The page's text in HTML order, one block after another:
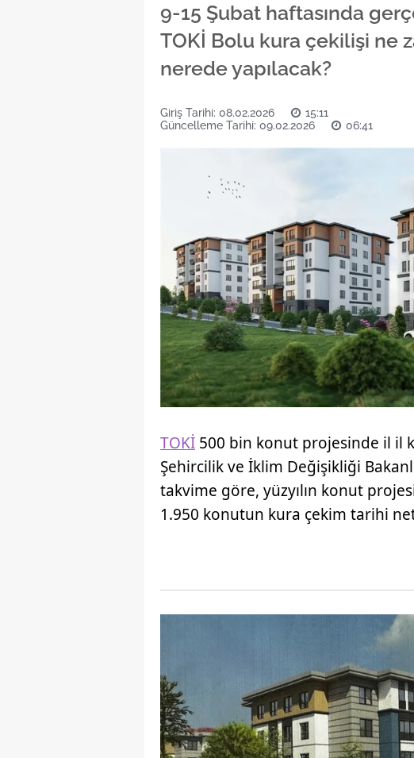
9-15 Şubat haftasında
TOKİ Bolu kura çekilişi ne
nerede yapılacak?
Giriş Tarihi: 08.02.2026
15:11
Güncelleme Tarihi: 09.02.2026
06:41
TOKİ 500 bin konut projesinde il il
Şehircilik ve İklim Değişikliği
takvime göre, yüzyılın konut
1.950 konutun kura çekim tarihi